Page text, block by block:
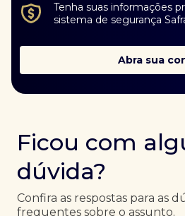
Tenha suas informações
sistema de segurança
Abra sua
Ficou com
dúvida?
Confira as respostas para as
frequentes sobre o assunto.